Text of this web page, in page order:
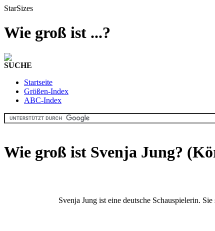
StarSizes
Wie groß ist ...?
SUCHE
Startseite
Größen-Index
ABC-Index
Wie groß ist Svenja Jung?
Svenja Jung ist eine deutsche Schauspielerin.